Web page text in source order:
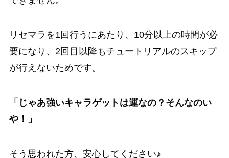
リセマラを1回行うにあたり、 10分以上の時間が必
要になり、2回目以降もチュートリアルのスキップ
が行えないためです。
「じゃあ強いキャラゲットは運なの？そんなのい
や！」
そう思われた方、安心してください♪